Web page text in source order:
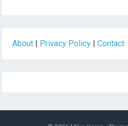
About Privacy Policy |Contact